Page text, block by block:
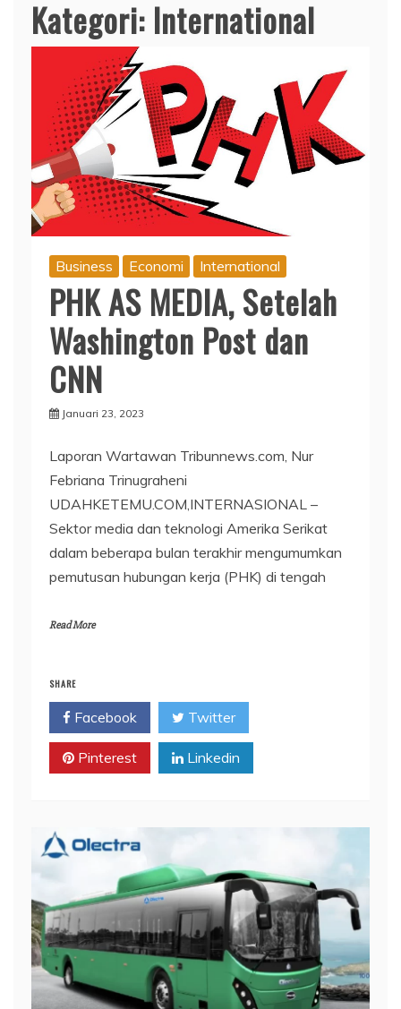
Kategori: International
Business Economi International
PHK AS MEDIA, Setelah
Washington Post dan
CNN
Januari 23, 2023
Laporan Wartawan Tribunnews.com, Nur
Febriana Trinugraheni
UDAHKETEMU.COM,INTERNASIONAL –
Sektor media dan teknologi Amerika Serikat
dalam beberapa bulan terakhir mengumumkan
pemutusan hubungan kerja (PHK) di tengah
Read More
SHARE
Facebook Twitter
Pinterest Linkedin